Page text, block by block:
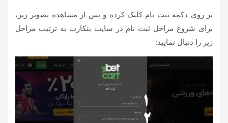
بر روی دکمه ثبت نام کلیک کرده و پس از مشاهده تصویر زیر،
برای شروع مراحل ثبت نام در سایت بتکارت به ترتیب مراحل
زیر را دنبال نمایید: